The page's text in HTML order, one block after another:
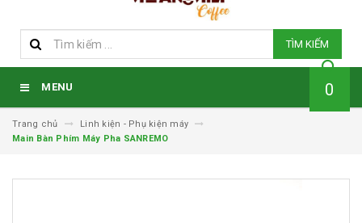
TÌM KIẾM
MENU 0
Trang chủ
Linh kiện - Phụ kiện máy
Main Bàn Phím Máy Pha SANREMO